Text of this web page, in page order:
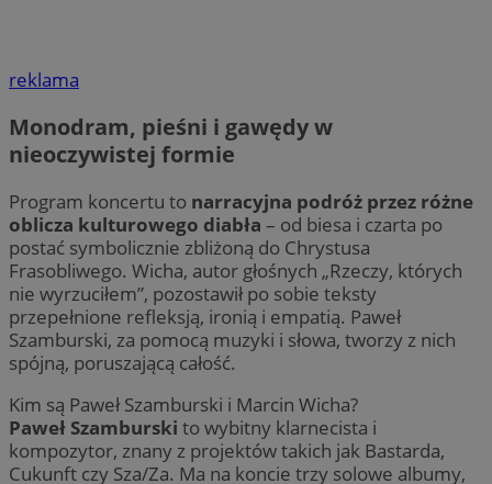
reklama
Monodram, pieśni i gawędy w
nieoczywistej formie
Program koncertu to narracyjna podróż przez różne
oblicza kulturowego diabła – od biesa i czarta po
postać symbolicznie zbliżoną do Chrystusa
Frasobliwego. Wicha, autor głośnych „Rzeczy, których
nie wyrzuciłem”, pozostawił po sobie teksty
przepełnione refleksją, ironią i empatią. Paweł
Szamburski, za pomocą muzyki i słowa, tworzy z nich
spójną, poruszającą całość.
Kim są Paweł Szamburski i Marcin Wicha?
Paweł Szamburski to wybitny klarnecista i
kompozytor, znany z projektów takich jak Bastarda,
Cukunft czy Sza/Za. Ma na koncie trzy solowe albumy,